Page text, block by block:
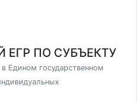
ПО СУБЪЕКТУ
Едином государственном